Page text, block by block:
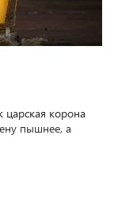
царская корона
пышнее, а